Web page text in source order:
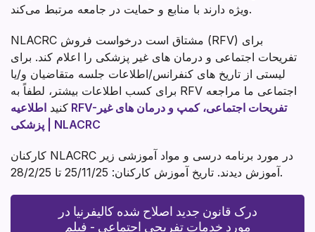
ویژه دارند با منابع و حمایت در جامعه مرتبط می‌کند.
NLACRC مشتاق است درخواست فروش (RFV) برای
تفریحات اجتماعی و درمان های غیر پزشکی را اعلام کند. برای
لیستی از تاریخ های کنفرانس/اطلاعات جلسه متقاضیان و/یا
برای کسب اطلاعات بیشتر، لطفاً به RFV اجتماعی ما مراجعه
کنید اطلاعیه RFV-تفریحات اجتماعی، کمپ و درمان های غیر
پزشکی | NLACRC
کارکنان NLACRC در مورد برنامه درسی و مواد آموزشی زیر
آموزش دیدند. تاریخ آموزش کارکنان: 25/11/25 تا 28/2/25.
درک قانون جدید اصلاح شده کالیفرنیا در
مورد خدمات تفریحی اجتماعی - فیلم